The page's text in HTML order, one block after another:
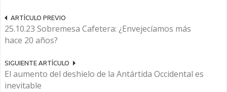
ARTÍCULO PREVIO
25.10.23 Sobremesa Cafetera: ¿Envejecíamos más
hace 20 años?
SIGUIENTE ARTÍCULO
El aumento del deshielo de la Antártida Occidental es
inevitable